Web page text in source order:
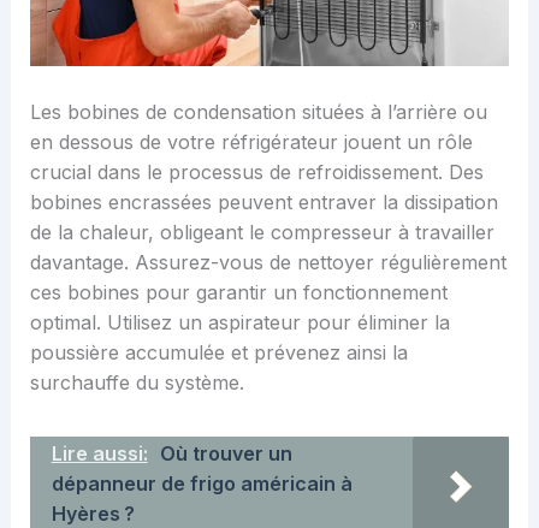
Les bobines de condensation situées à l’arrière ou
en dessous de votre réfrigérateur jouent un rôle
crucial dans le processus de refroidissement. Des
bobines encrassées peuvent entraver la dissipation
de la chaleur, obligeant le compresseur à travailler
davantage. Assurez-vous de nettoyer régulièrement
ces bobines pour garantir un fonctionnement
optimal. Utilisez un aspirateur pour éliminer la
poussière accumulée et prévenez ainsi la
surchauffe du système.
Lire aussi: Où trouver un
dépanneur de frigo américain à
Hyères ?